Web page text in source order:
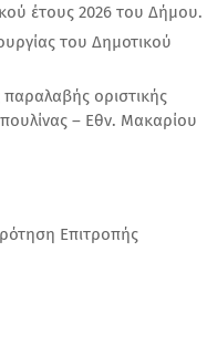
έτους 2026 του Δήμου.
του Δημοτικού
οριστικής
– Εθν. Μακαρίου
Επιτροπής